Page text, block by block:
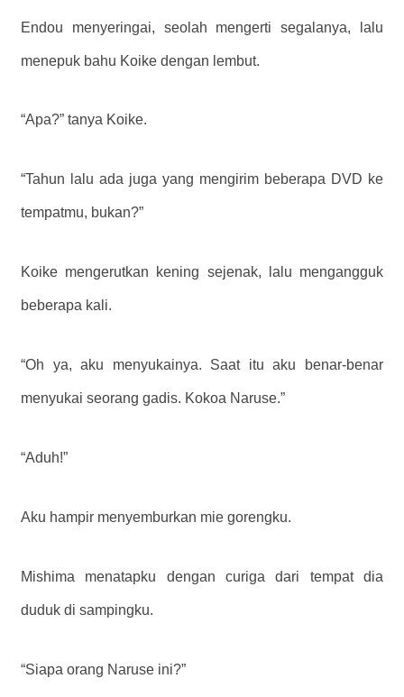
Endou menyeringai, seolah mengerti segalanya, lalu
menepuk bahu Koike dengan lembut.
“Apa?” tanya Koike.
“Tahun lalu ada juga yang mengirim beberapa DVD ke
tempatmu, bukan?”
Koike mengerutkan kening sejenak, lalu mengangguk
beberapa kali.
“Oh ya, aku menyukainya. Saat itu aku benar-benar
menyukai seorang gadis. Kokoa Naruse.”
“Aduh!”
Aku hampir menyemburkan mie gorengku.
Mishima menatapku dengan curiga dari tempat dia
duduk di sampingku.
“Siapa orang Naruse ini?”